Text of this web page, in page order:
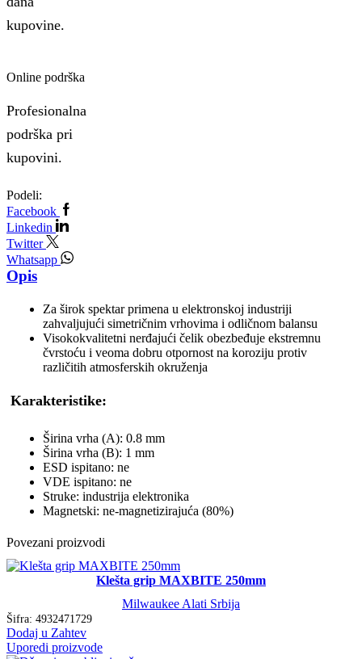
kupovine.
Online podrška
Profesionalna
podrška pri
kupovini.
Podeli:
Facebook
Linkedin
Twitter
Whatsapp
Opis
Za širok spektar primena u elektronskoj industriji
zahvaljujući simetričnim vrhovima i odličnom balansu
Visokokvalitetni nerđajući čelik obezbeđuje ekstremnu
čvrstoću i veoma dobru otpornost na koroziju protiv
različitih atmosferskih okruženja
Karakteristike:
Širina vrha (A): 0.8 mm
Širina vrha (B): 1 mm
ESD ispitano: ne
VDE ispitano: ne
Struke: industrija elektronika
Magnetski: ne-magnetizirajuća (80%)
Povezani proizvodi
Klešta grip MAXBITE 250mm
Milwaukee Alati Srbija
Šifra: 4932471729
Dodaj u Zahtev
Uporedi proizvode